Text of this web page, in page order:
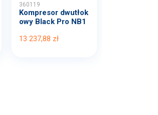
360119
Kompresor dwutłok
owy Black Pro NB1
13 237,88 zł